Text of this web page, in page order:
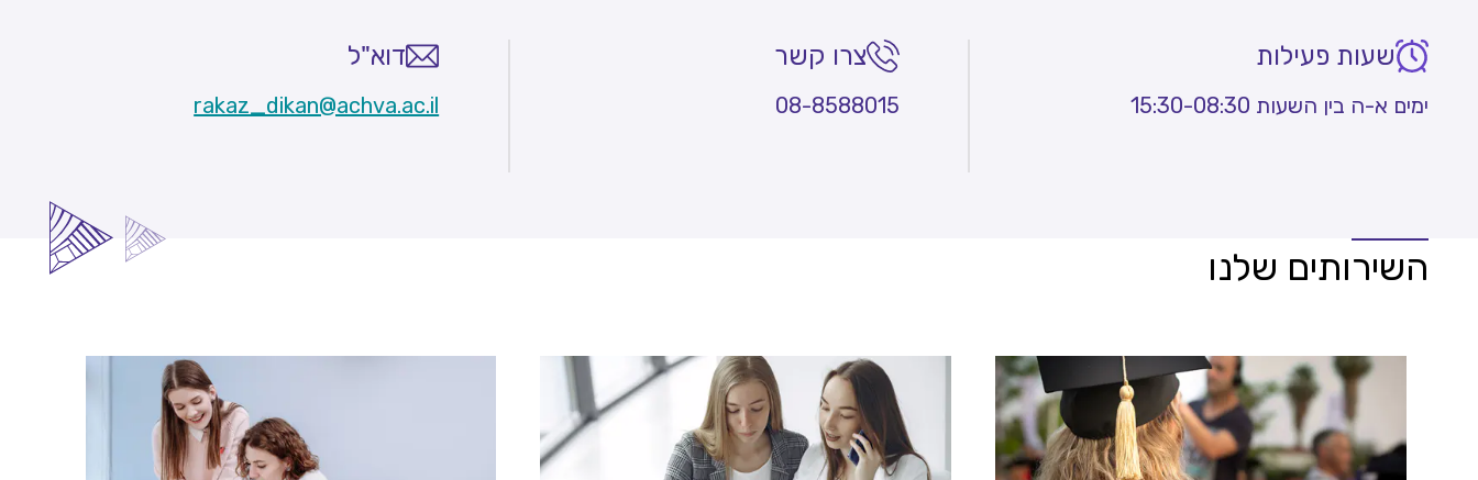
שעות פעילות
ימים א-ה בין השעות 15:30-08:30
צרו קשר
08-8588015
דוא"ל
rakaz_dikan@achva.ac.il
השירותים שלנו